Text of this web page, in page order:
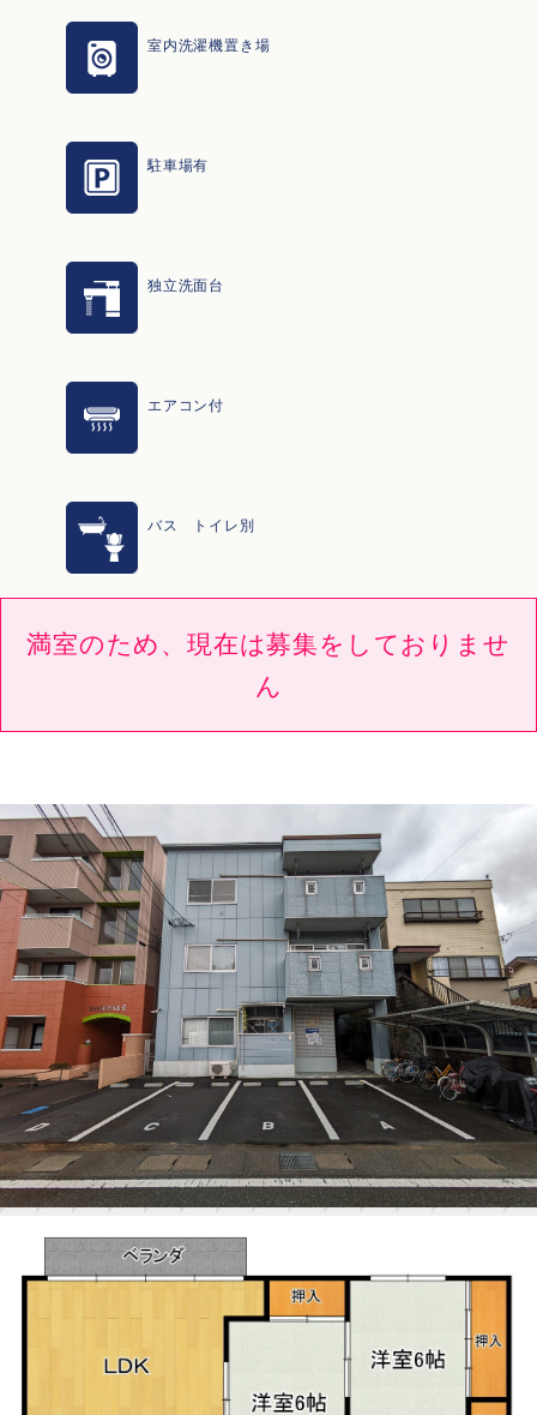
室内洗濯機置き場
駐車場有
独立洗面台
エアコン付
バス トイレ別
満室のため、現在は募集をしておりませ
ん